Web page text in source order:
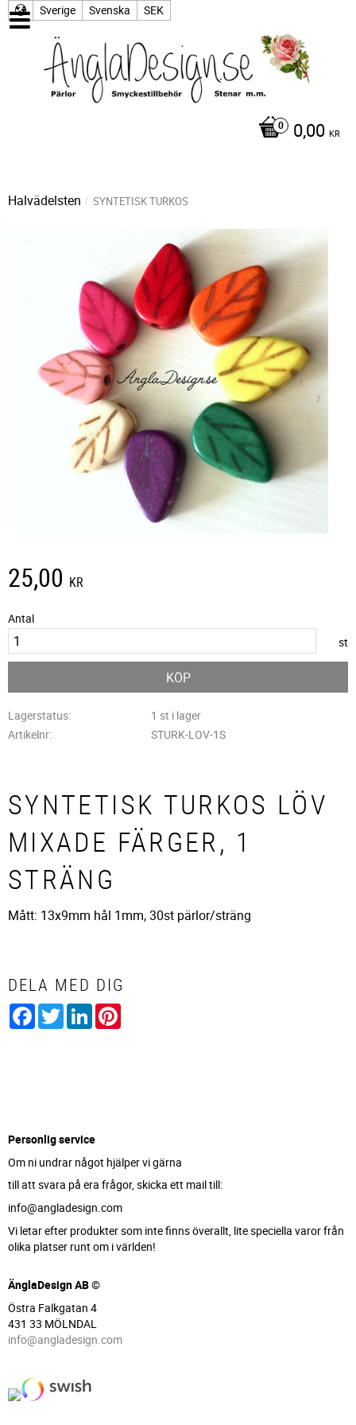
Sverige Svenska SEK
0,00 KR
Halvädelsten SYNTETISK TURKOS
25,00 KR
Antal
st
KÖP
Lagerstatus
1 st i lager
Artikelnr
STURK-LOV-1S
SYNTETISK TURKOS LÖV
MIXADE FÄRGER, 1
STRÄNG
Mått: 13x9mm hål 1mm, 30st pärlor/sträng
DELA MED DIG
Facebook
TwitterLinkedIn
Personlig service
Om ni undrar något hjälper vi gärna
till att svara på era frågor, skicka ett mail till:
info@angladesign.com
Vi letar efter produkter som inte finns överallt, lite speciella varor från
olika platser runt om i världen!
ÄnglaDesign AB ©
Östra Falkgatan 4
431 33 MÖLNDAL
info@angladesign.com